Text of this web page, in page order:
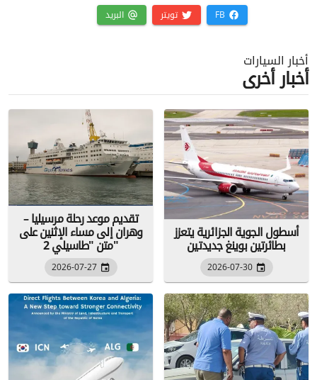
FB تويتر البريد
أخبار السيارات
أخبار أخرى
أسطول الجوية الجزائرية يتعزز
بطائرتين بوينغ جديدتين
2026-07-30
تقديم موعد رحلة مرسيليا –
وهران إلى مساء الإثنين على
متن "طاسيلي 2"
2026-07-27